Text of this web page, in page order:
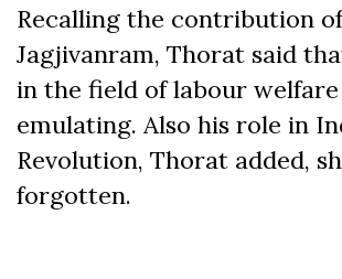
Recalling the contribution
Jagjivanram, Thorat said
in the field of labour
emulating. Also his role in
Revolution, Thorat added,
forgotten.